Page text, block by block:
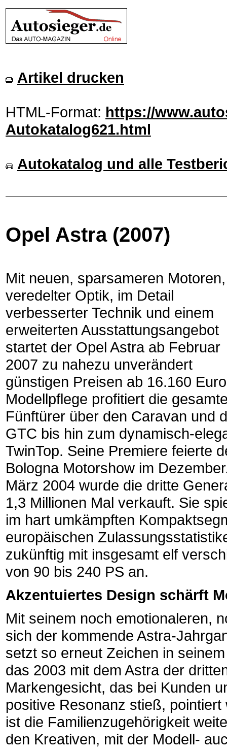
Artikel drucken
HTML-Format: https://
Autokatalog621.html
Autokatalog und alle
Opel Astra (2007)
Mit neuen, sparsameren Motoren,
veredelter Optik, im Detail
verbesserter Technik und einem
erweiterten Ausstattungsangebot
startet der Opel Astra ab Februar
2007 zu nahezu unverändert
günstigen Preisen ab 16.160
Modellpflege profitiert die
Fünftürer über den Caravan und
GTC bis hin zum dynamisch-
TwinTop. Seine Premiere feierte
Bologna Motorshow im
März 2004 wurde die dritte
1,3 Millionen Mal verkauft. Sie
im hart umkämpften
europäischen
zukünftig mit insgesamt elf
von 90 bis 240 PS an.
Akzentuiertes Design schärft
Mit seinem noch emotionaleren,
sich der kommende Astra-
setzt so erneut Zeichen in
das 2003 mit dem Astra der
Markengesicht, das bei Kunden
positive Resonanz stieß,
ist die Familienzugehörigkeit
den Kreativen, mit der Modell-